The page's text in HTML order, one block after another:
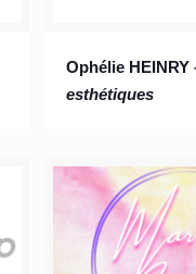
Ophélie HEINRY
esthétiques